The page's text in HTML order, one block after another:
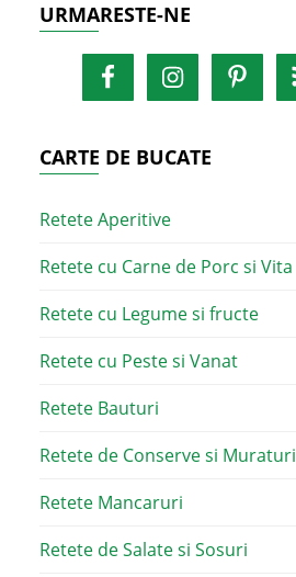
URMARESTE-NE
CARTE DE BUCATE
Retete Aperitive
Retete cu Carne de Porc si Vita
Retete cu Legume si fructe
Retete cu Peste si Vanat
Retete Bauturi
Retete de Conserve si Muraturi
Retete Mancaruri
Retete de Salate si Sosuri